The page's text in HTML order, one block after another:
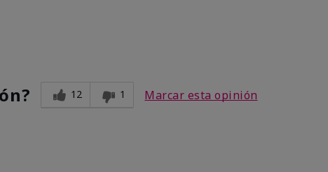
12 1 Marcar esta opinión